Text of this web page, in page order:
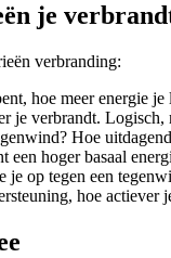
je
verbranding:
hoe meer energie
je verbrandt.
Hoe
een hoger basaal
op tegen een
hoe actiever